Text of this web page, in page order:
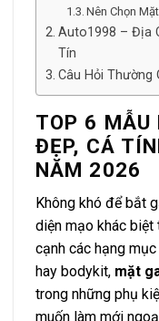
Nên Chọn
Auto1998 – Địa
Tín
Câu Hỏi Thường
TOP 6 MẪU
ĐẸP, CÁ
NĂM 2026
Không khó để bắt
diện mạo khác biệt
cạnh các hạng
hay bodykit, mặt
trong những phụ
muốn làm mới